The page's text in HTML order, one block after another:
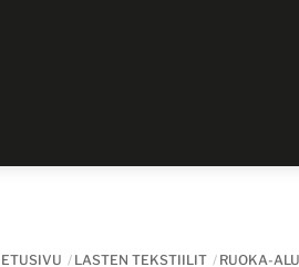
ETUSIVU LASTEN TEKSTIILIT RUOKA-